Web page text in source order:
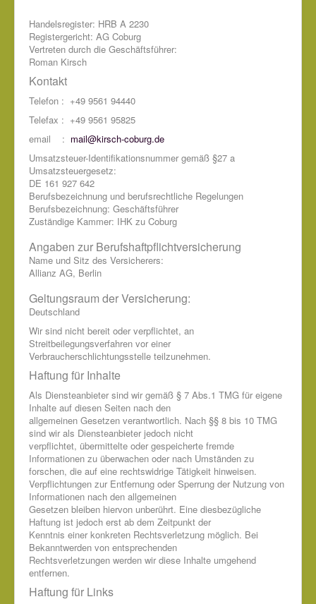
Handelsregister: HRB A 2230
Registergericht: AG Coburg
Vertreten durch die Geschäftsführer:
Roman Kirsch
Kontakt
Telefon : +49 9561 94440
Telefax : +49 9561 95825
email : mail@kirsch-coburg.de
Umsatzsteuer-Identifikationsnummer gemäß §27 a
Umsatzsteuergesetz:
DE 161 927 642
Berufsbezeichnung und berufsrechtliche Regelungen
Berufsbezeichnung: Geschäftsführer
Zuständige Kammer: IHK zu Coburg
Angaben zur Berufshaftpflichtversicherung
Name und Sitz des Versicherers:
Allianz AG, Berlin
Geltungsraum der Versicherung:
Deutschland
Wir sind nicht bereit oder verpflichtet, an
Streitbeilegungsverfahren vor einer
Verbraucherschlichtungsstelle teilzunehmen.
Haftung für Inhalte
Als Diensteanbieter sind wir gemäß § 7 Abs.1 TMG für eigene
Inhalte auf diesen Seiten nach den
allgemeinen Gesetzen verantwortlich. Nach §§ 8 bis 10 TMG
sind wir als Diensteanbieter jedoch nicht
verpflichtet, übermittelte oder gespeicherte fremde
Informationen zu überwachen oder nach Umständen zu
forschen, die auf eine rechtswidrige Tätigkeit hinweisen.
Verpflichtungen zur Entfernung oder Sperrung der Nutzung von
Informationen nach den allgemeinen
Gesetzen bleiben hiervon unberührt. Eine diesbezügliche
Haftung ist jedoch erst ab dem Zeitpunkt der
Kenntnis einer konkreten Rechtsverletzung möglich. Bei
Bekanntwerden von entsprechenden
Rechtsverletzungen werden wir diese Inhalte umgehend
entfernen.
Haftung für Links